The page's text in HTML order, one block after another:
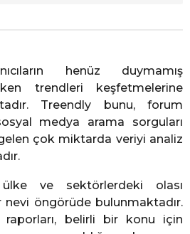
henüz duymamış
trendleri keşfetmelerine
Treendly bunu, forum
medya arama sorguları
çok miktarda veriyi analiz
ve sektörlerdeki olası
öngörüde bulunmaktadır.
raporları, belirli bir konu için